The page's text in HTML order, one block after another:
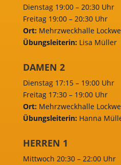
Dienstag 19:00 – 20:30 Uhr
Freitag 19:00 – 20:30 Uhr
Ort:Mehrzweckhalle
Übungsleiterin:Lisa Müller
DAMEN 2
Dienstag 17:15 – 19:00 Uhr
Freitag 17:30 – 19:00 Uhr
Ort:Mehrzweckhalle
Übungsleiterin:Hanna
HERREN 1
Mittwoch 20:30 – 22:00 Uhr